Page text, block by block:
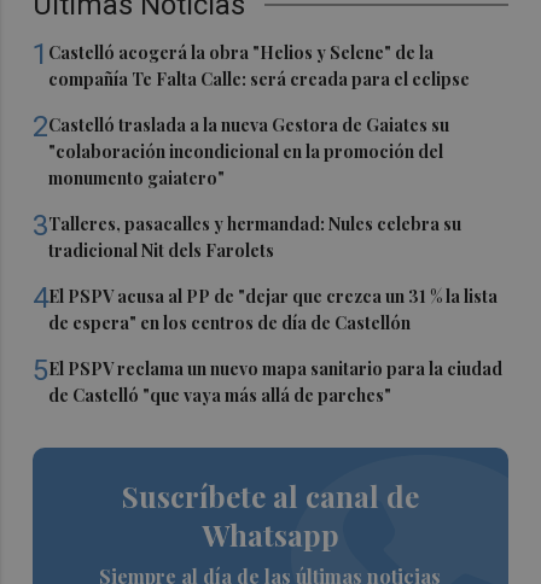
1 Castelló acogerá la obra "Helios y Selene" de la
compañía Te Falta Calle: será creada para el eclipse
2Castelló traslada a la nueva Gestora de Gaiates su
"colaboración incondicional en la promoción del
monumento gaiatero"
3Talleres, pasacalles y hermandad: Nules celebra su
tradicional Nit dels Farolets
4El PSPV acusa al PP de "dejar que crezca un 31 % la lista
de espera" en los centros de día de Castellón
5El PSPV reclama un nuevo mapa sanitario para la ciudad
de Castelló "que vaya más allá de parches"
Suscríbete al canal de
Whatsapp
Siempre al día de las últimas noticias